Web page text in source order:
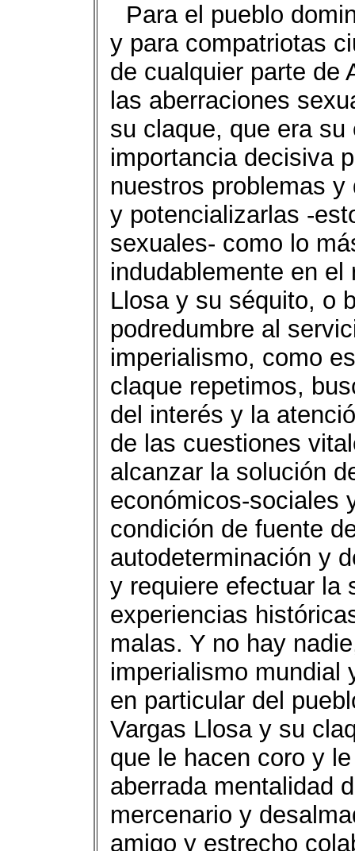
Para el pueblo
y para compatriotas
de cualquier parte de
las aberraciones
su claque, que era
importancia decisiva
nuestros problemas
y potencializarlas -
sexuales- como lo
indudablemente en
Llosa y su séquito, o
podredumbre al
imperialismo, como
claque repetimos,
del interés y la
de las cuestiones
alcanzar la solución
económicos-sociales
condición de fuente
autodeterminación y
y requiere efectuar la
experiencias
malas. Y no hay
imperialismo mundial
en particular del
Vargas Llosa y su
que le hacen coro y
aberrada mentalidad
mercenario y
amigo y estrecho